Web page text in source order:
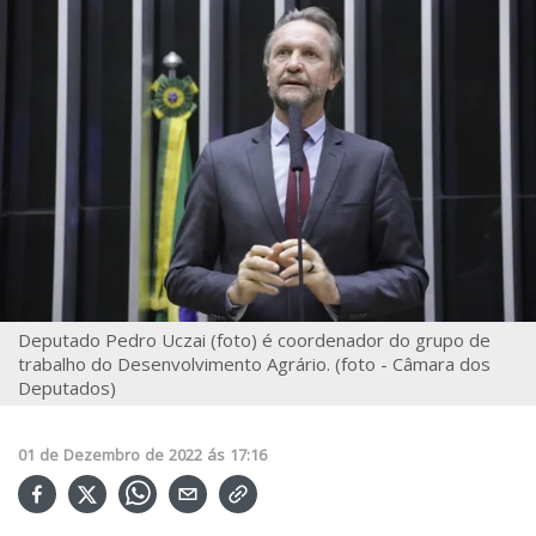
Deputado Pedro Uczai (foto) é coordenador do grupo de
trabalho do Desenvolvimento Agrário. (foto - Câmara dos
Deputados)
01 de Dezembro de 2022 ás 17:16